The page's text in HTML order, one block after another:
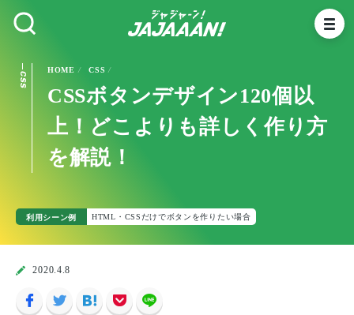
HOME CSS
CSSボタンデザイン120個以
上！どこよりも詳しく作り方
を解説！
CSS
利用シーン例 HTML・CSSだけでボタンを作りたい場合
2020.4.8